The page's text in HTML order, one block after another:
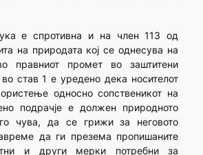
е спротивна и на член 113 од
на природата кој се однесува на
правниот промет во заштитени
став 1 е уредено дека носителот
односно сопственикот на
подрачје е должен природното
чува, да се грижи за неговото
да ги презема пропишаните
и други мерки потребни за